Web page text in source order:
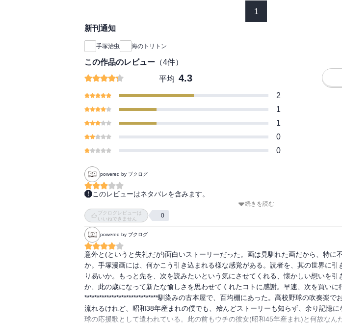
1
新刊通知
手塚治虫 海のトリトン
この作品のレビュー （4件）
平均 4.3
2
1
1
0
0
powered by ブクログ
このレビューはネタバレを含みます。
昔アニメ化もされた作品。トリトン族の王子であるトリトンは人間に拾われて人間
たちと戦っていくのだが、本当の悪は人間ではないのか？と葛藤する。結局巡り巡
を問う作品なのだと思う。結婚して可愛い子ども達が生まれるくだりは微笑ましい。
続きを読む
ブクログレビューは
いいねできません
0
powered by ブクログ
意外と(というと失礼だが)面白いストーリーだった。画は見馴れた画だから、特に
か。手塚漫画には、何かこう引き込まれる様な感覚がある。読者を、其の世界に引
り易いか。もっと先を、次を読みたいという気にさせてくれる、懐かしい想いを引
か、此の歳になって新たな愉しさを思わせてくれたコトに感謝。早速、次を買いに
******************************馴染みの古本屋で、百均棚にあった。高校野球の吹奏楽で
流れるけれど、昭和38年産まれの僕でも、殆んどストーリーも知らず、余り記憶
球の応援歌として遣われている。此の前もウチの彼女(昭和45年産まれ)と何故なん